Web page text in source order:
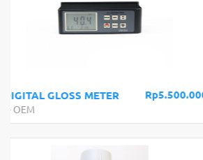
LARUTAN ELEKTROLYTE DO METER
LARUTAN KALIBRASI